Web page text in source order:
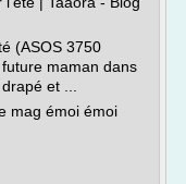
(ASOS 3750
maman dans
et ...
mag émoi émoi